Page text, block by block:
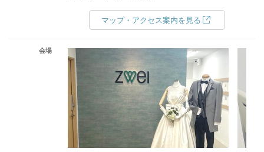
マップ・アクセス案内を見る
会場